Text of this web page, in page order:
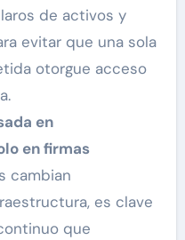
de activos y
evitar que una sola
otorgue acceso
en
en firmas
cambian
es clave
que